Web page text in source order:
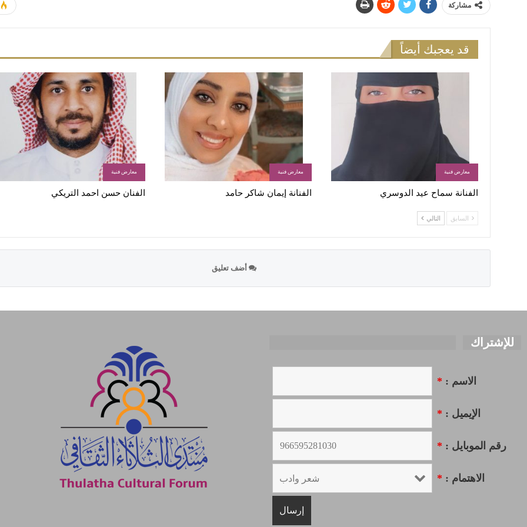
مشاركة
قد يعجبك أيضاً
معارض فنية
الفنانة سماح عيد الدوسري
معارض فنية
الفنانة إيمان شاكر حامد
معارض فنية
الفنان حسن احمد التريكي
السابق التالي
أضف تعليق
للإشتراك
الاسم : *
الإيميل : *
رقم الموبايل : *
الاهتمام : *